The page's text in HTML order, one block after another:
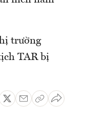
trường
TAR bị